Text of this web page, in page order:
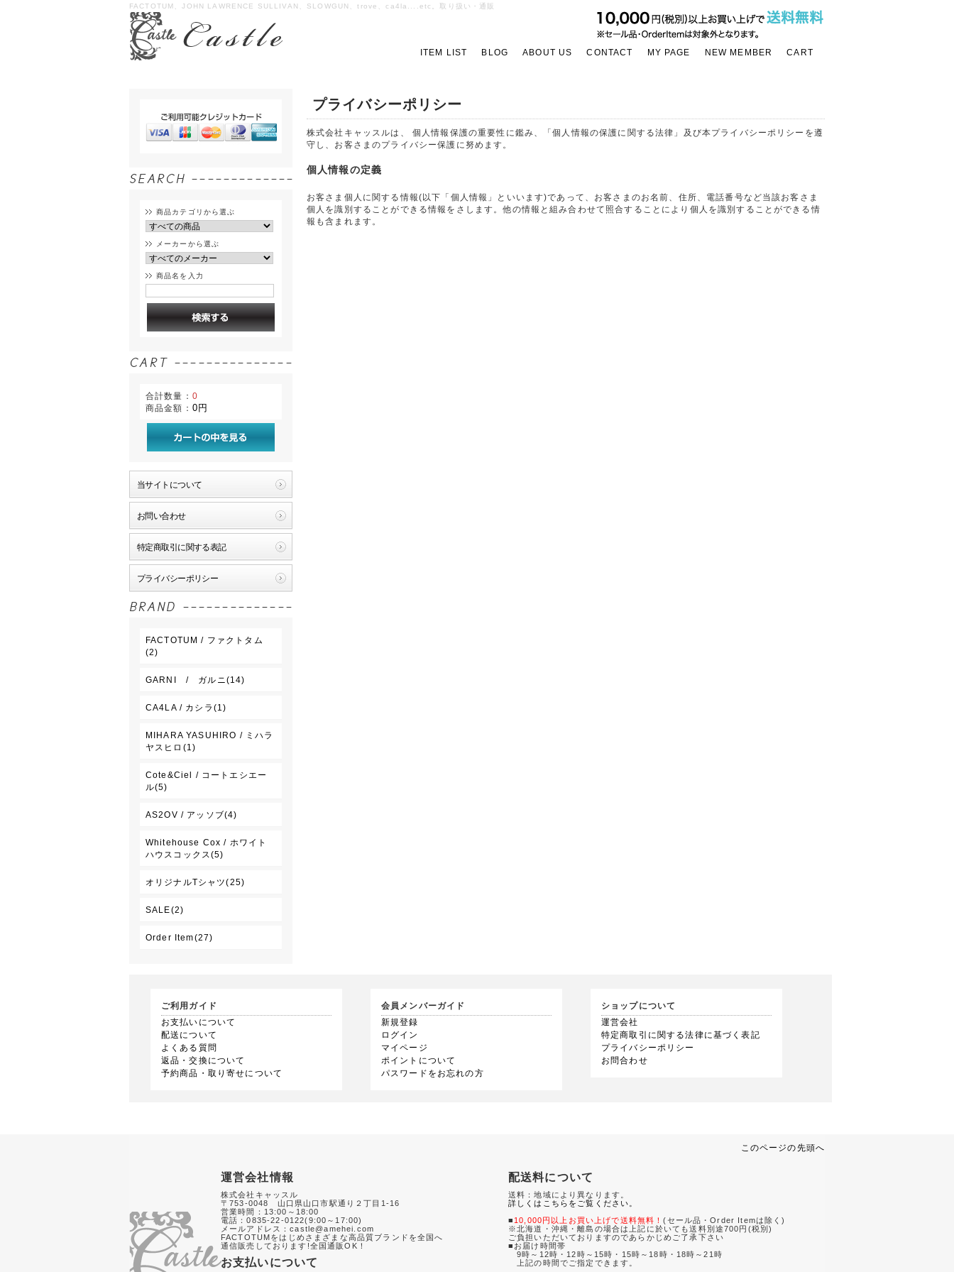
FACTOTUM、JOHN LAWRENCE SULLIVAN、SLOWGUN、trove、ca4la....etc。取り扱い・通販
ITEM LIST BLOG ABOUT US CONTACT MY PAGE NEW MEMBER CART
商品カテゴリから選ぶ
メーカーから選ぶ
商品名を入力
合計数量： 0
商品金額： 0円
当サイトについて
お問い合わせ
特定商取引に関する表記
プライバシーポリシー
FACTOTUM / ファクトタム
(2)
GARNI / ガルニ(14)
CA4LA / カシラ(1)
MIHARA YASUHIRO / ミハラ
ヤスヒロ(1)
Cote&Ciel / コートエシエー
ル(5)
AS2OV / アッソブ(4)
Whitehouse Cox / ホワイト
ハウスコックス(5)
オリジナルTシャツ(25)
SALE(2)
Order Item(27)
プライバシーポリシー
株式会社キャッスルは、 個人情報保護の重要性に鑑み、「個人情報の保護に関する法律」及び本プライバシーポリシーを遵
守し、お客さまのプライバシー保護に努めます。
個人情報の定義
お客さま個人に関する情報(以下「個人情報」といいます)であって、お客さまのお名前、住所、電話番号など当該お客さま
個人を識別することができる情報をさします。他の情報と組み合わせて照合することにより個人を識別することができる情
報も含まれます。
ご利用ガイド
お支払いについて
配送について
よくある質問
返品・交換について
予約商品・取り寄せについて
会員メンバーガイド
新規登録
ログイン
マイページ
ポイントについて
パスワードをお忘れの方
ショップについて
運営会社
特定商取引に関する法律に基づく表記
プライバシーポリシー
お問合わせ
このページの先頭へ
運営会社情報
株式会社キャッスル
〒753-0048 山口県山口市駅通り２丁目1-16
営業時間：13:00～18:00
電話：0835-22-0122(9:00～17:00)
メールアドレス：castle@amehei.com
FACTOTUMをはじめさまざまな高品質ブランドを全国へ
通信販売しております!全国通販OK！
お支払いについて
配送料について
送料：地域により異なります。
詳しくはこちらをご覧ください。
■ 10,000円以上お買い上げで送料無料！(セール品・Order Itemは除く)
※北海道・沖縄・離島の場合は上記に於いても送料別途700円(税別)
ご負担いただいておりますのであらかじめご了承下さい
■お届け時間帯
9時～12時・12時～15時・15時～18時・18時～21時
上記の時間でご指定できます。